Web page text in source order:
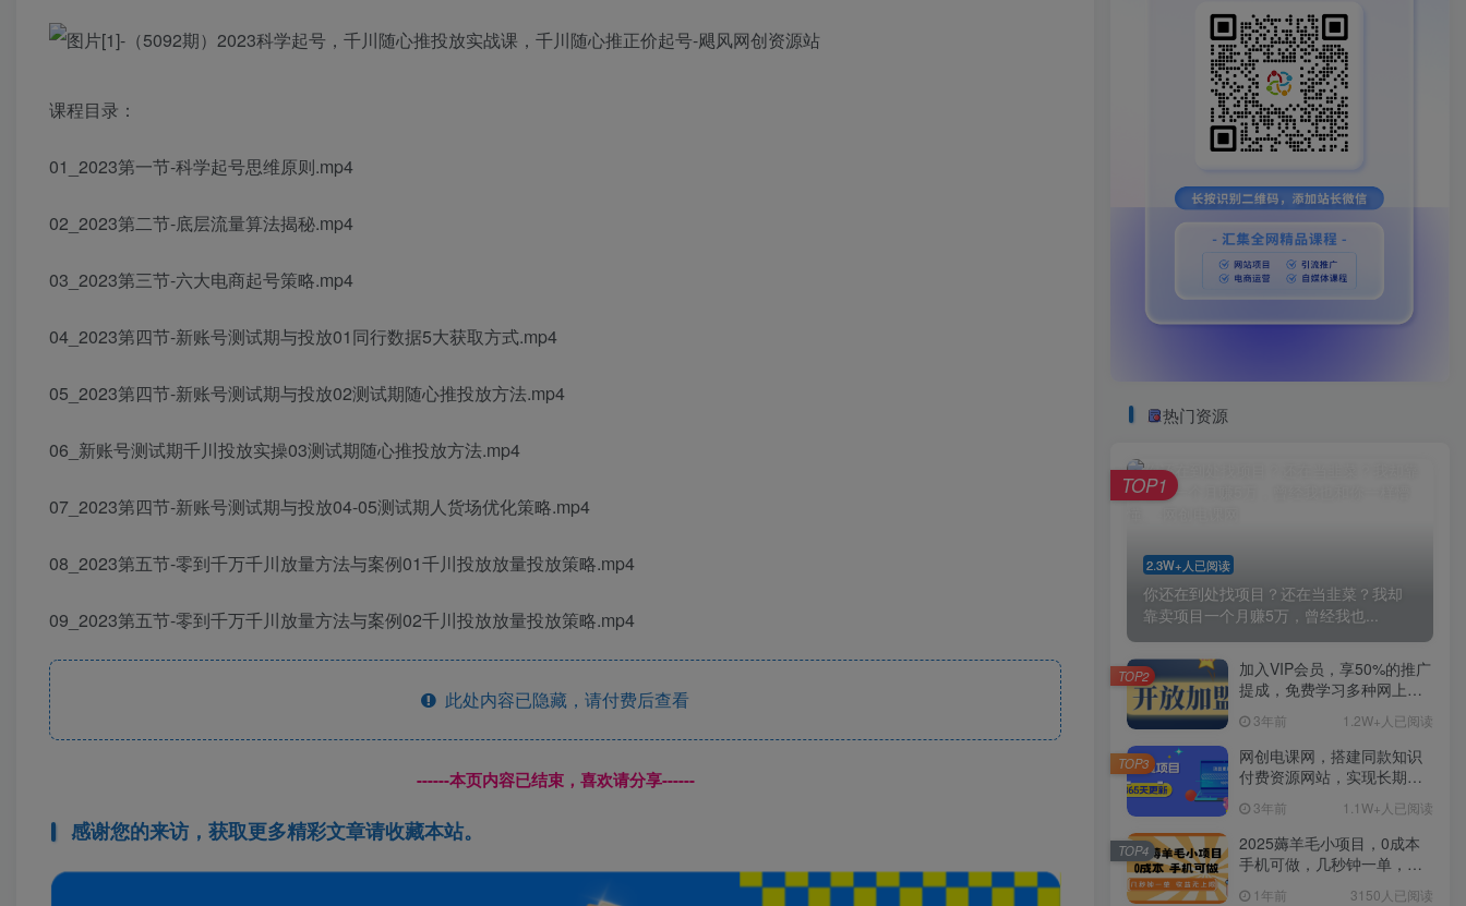
课程目录：
01_2023第一节-科学起号思维原则.mp4
02_2023第二节-底层流量算法揭秘.mp4
03_2023第三节-六大电商起号策略.mp4
04_2023第四节-新账号测试期与投放01同行数据5大获取方式.mp4
05_2023第四节-新账号测试期与投放02测试期随心推投放方法.mp4
06_新账号测试期千川投放实操03测试期随心推投放方法.mp4
07_2023第四节-新账号测试期与投放04-05测试期人货场优化策略.mp4
08_2023第五节-零到千万千川放量方法与案例01千川投放放量投放策略.mp4
09_2023第五节-零到千万千川放量方法与案例02千川投放放量投放策略.mp4
此处内容已隐藏，请付费后查看
------本页内容已结束，喜欢请分享------
感谢您的来访，获取更多精彩文章请收藏本站。
热门资源
2.3W+人已阅读
你还在到处找项目？还在当韭菜？我却
靠卖项目一个月赚5万，曾经我也...
TOP1
加入VIP会员，享50%的推广
提成，免费学习多种网上创
3年前 1.2W+人已阅读
TOP2
网创电课网，搭建同款知识
付费资源网站，实现长期稳
3年前 1.1W+人已阅读
TOP3
2025薅羊毛小项目，0成本
手机可做，几秒钟一单，收
1年前 3150人已阅读
TOP4